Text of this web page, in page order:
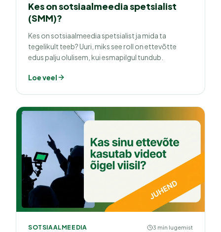
Kes on sotsiaalmeedia spetsialist
(SMM)?
Kes on sotsiaalmeedia spetsialist ja mida ta
tegelikult teeb? Uuri, miks see roll on ettevõtte
edus palju olulisem, kui esmapilgul tundub.
Loe veel
SOTSIAALMEEDIA 3 min lugemist